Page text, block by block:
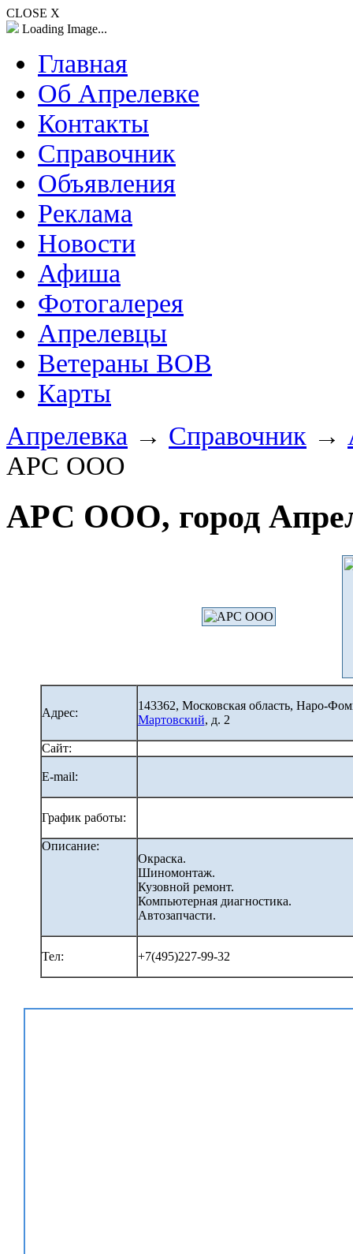
CLOSE X
Loading Image...
Главная
Об Апрелевке
Контакты
Справочник
Объявления
Реклама
Новости
Афиша
Фотогалерея
Апрелевцы
Ветераны ВОВ
Карты
Апрелевка → Справочник →
АРС ООО
АРС ООО, город
Адрес:
143362, Московская область, Наро-
Мартовский, д. 2
Сайт:
E-mail:
График работы:
Описание:
Окраска.
Шиномонтаж.
Кузовной ремонт.
Компьютерная диагностика.
Автозапчасти.
Тел: +7(495)227-99-32